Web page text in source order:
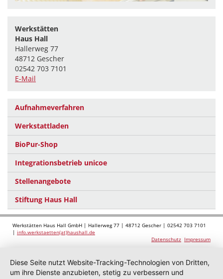
Werkstätten
Haus Hall
Hallerweg 77
48712 Gescher
02542 703 7101
E-Mail
Aufnahmeverfahren
Werkstattladen
BioPur-Shop
Integrationsbetrieb unicoe
Stellenangebote
Stiftung Haus Hall
Werkstätten Haus Hall GmbH | Hallerweg 77 | 48712 Gescher | 02542 703 7101
| info.werkstaetten(at)haushall.de
Datenschutz Impressum
Diese Seite nutzt Website-Tracking-Technologien von Dritten,
um ihre Dienste anzubieten, stetig zu verbessern und